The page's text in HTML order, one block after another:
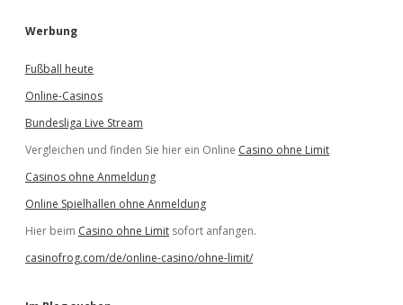
Werbung
Fußball heute
Online-Casinos
Bundesliga Live Stream
Vergleichen und finden Sie hier ein Online Casino ohne Limit
Casinos ohne Anmeldung
Online Spielhallen ohne Anmeldung
Hier beim Casino ohne Limit sofort anfangen.
casinofrog.com/de/online-casino/ohne-limit/